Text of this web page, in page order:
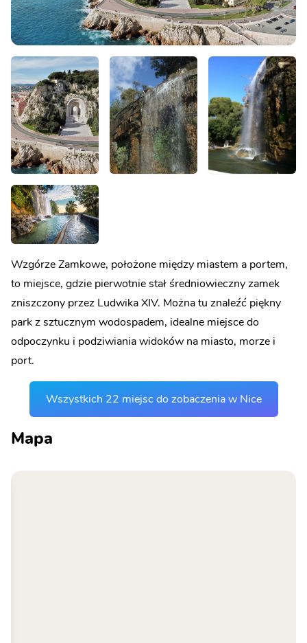
Wzgórze Zamkowe, położone między miastem a portem,
to miejsce, gdzie pierwotnie stał średniowieczny zamek
zniszczony przez Ludwika XIV. Można tu znaleźć piękny
park z sztucznym wodospadem, idealne miejsce do
odpoczynku i podziwiania widoków na miasto, morze i
port.
Wszystkich 22 miejsc do zobaczenia w Nice
Mapa